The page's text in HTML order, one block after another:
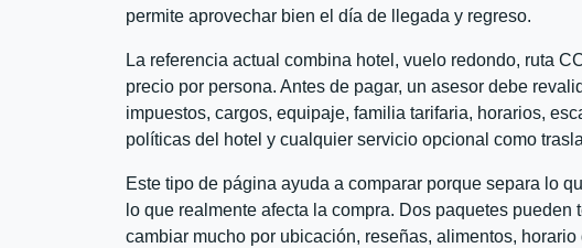
permite aprovechar bien el día de llegada y regreso.
La referencia actual combina hotel, vuelo redondo, ruta
precio por persona. Antes de pagar, un asesor debe
impuestos, cargos, equipaje, familia tarifaria, horarios,
políticas del hotel y cualquier servicio opcional como
Este tipo de página ayuda a comparar porque separa lo
lo que realmente afecta la compra. Dos paquetes pueden
cambiar mucho por ubicación, reseñas, alimentos,